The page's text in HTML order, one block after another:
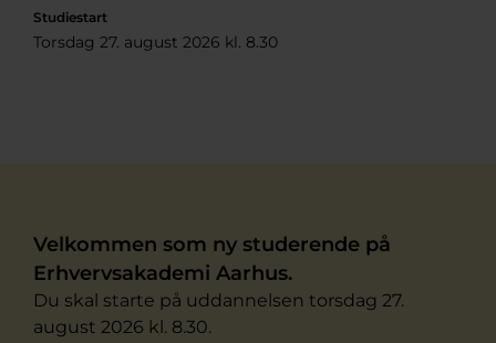
Studiestart
Torsdag 27. august 2026 kl. 8.30
Velkommen som ny studerende på
Erhvervsakademi Aarhus.
Du skal starte på uddannelsen torsdag 27.
august 2026 kl. 8.30.